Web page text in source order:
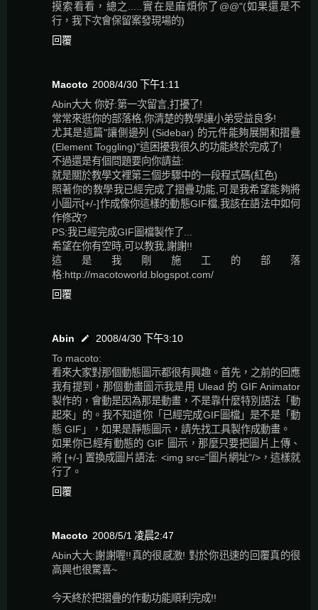
摸索看看，總之.....實在是麻煩你了@@"(如果還是不
行，我下次會保留案發現場的)
回覆
Macoto 2008/4/30 下午1:11
Abin大大 你好:第一次留言,打擾了!
常常來逛你的部落格,你清楚的教學讓小弟受益良多!
尤其是這篇"讓側邊列 (Sidebar) 的元件能夠展開和摺疊
(Element Toggling)"這困擾我很久的功能終於完成了!
不過還是有個問題要向你請益:
就是關於教學文裡第三個步驟中的一段程式碼(紅色)
照著你的教學我已經完成了摺疊功能,可是我希望能夠將
小圖示[+/-]作成像你這樣的動態GIF檔,我該在語法中如何
作修改?
PS:我已經完成GIF圖檔製作了...
希望在你有空時,可以教我,謝謝!!
這是我剛施工的部落
格:http://macotoworld.blogspot.com/
回覆
Abin
2008/4/30 下午3:10
To macoto:
看來大家對那個動態圖示都很有興趣。首先，之前的回應
我有提到，那個動畫圖示我是用 Ulead 的 GIF Animator
製作的，會動是因為那是動畫，不是靠什麼特別語法「動
起來」的。我不知道你「已經完成GIF圖檔」是不是「動
態 GIF」，如果是靜態圖示，請先找工具製作成動畫。
如果你已經有動態的 GIF 圖示，那麼只要把圖片上傳、
將 [+/-] 置換成圖片語法: <img src="圖片網址"/>，這樣就
行了。
回覆
Macoto 2008/5/1 凌晨2:47
Abin大大:謝謝喔!!真的很感激! 對於你迅速的回覆真的很
高興也很驚喜~
今天終於把摺疊的作動功能順利完成!!